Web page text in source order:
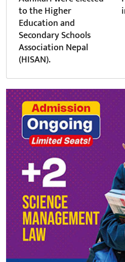
to the Higher
Education and
Secondary Schools
Association Nepal
(HISAN).